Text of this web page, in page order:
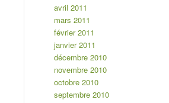
avril 2011
mars 2011
février 2011
janvier 2011
décembre 2010
novembre 2010
octobre 2010
septembre 2010